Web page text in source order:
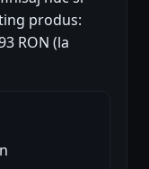
produs:
RON (la